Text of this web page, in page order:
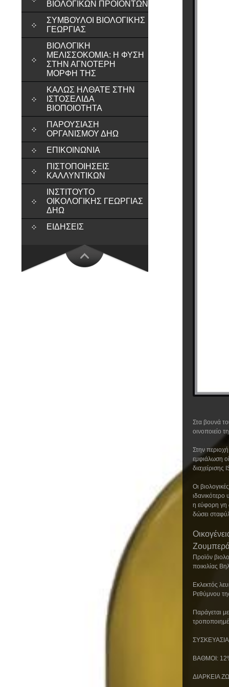
ΒΙΟΛΟΓΙΚΩΝ ΠΡΟΪΟΝΤΩΝ
ΣΎΜΒΟΥΛΟΙ ΒΙΟΛΟΓΙΚΉΣ
ΓΕΩΡΓΊΑΣ
ΒΙΟΛΟΓΙΚΉ
ΜΕΛΙΣΣΟΚΟΜΊΑ: Η ΦΎΣΗ
ΣΤΗΝ ΑΓΝΌΤΕΡΗ
ΜΟΡΦΉ ΤΗΣ
ΚΑΛΏΣ ΉΛΘΑΤΕ ΣΤΗΝ
ΙΣΤΟΣΕΛΊΔΑ
ΒΙΟΠΟΙΌΤΗΤΑ
ΠΑΡΟΥΣΊΑΣΗ
ΟΡΓΑΝΙΣΜΟΎ ΔΗΩ
ΕΠΙΚΟΙΝΩΝΊΑ
ΠΙΣΤΟΠΟΙΉΣΕΙΣ
ΚΑΛΛΥΝΤΙΚΏΝ
ΙΝΣΤΙΤΟΎΤΟ
ΟΙΚΟΛΟΓΙΚΉΣ ΓΕΩΡΓΊΑΣ
ΔΗΩ
ΕΙΔΉΣΕΙΣ
Στα βουνά
οινοποιείο
Στην
εμφιάλωση
Οι
η εύφορη γη
δώσει
Προϊόν
ποικιλίας
Εκλεκτός
Ρεθύμνου
Παράγεται
ΒΑΘΜΟΙ:
ΔΙΑΡΚΕΙΑ